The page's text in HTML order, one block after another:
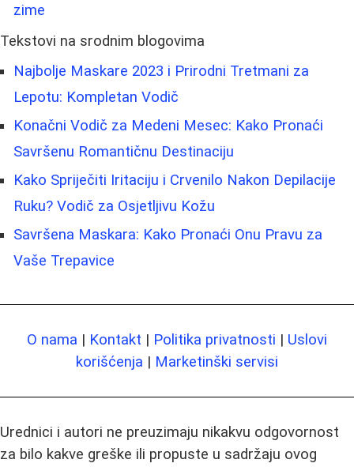
zime
Tekstovi na srodnim blogovima
Najbolje Maskare 2023 i Prirodni Tretmani za
Lepotu: Kompletan Vodič
Konačni Vodič za Medeni Mesec: Kako Pronaći
Savršenu Romantičnu Destinaciju
Kako Spriječiti Iritaciju i Crvenilo Nakon Depilacije
Ruku? Vodič za Osjetljivu Kožu
Savršena Maskara: Kako Pronaći Onu Pravu za
Vaše Trepavice
O nama | Kontakt | Politika privatnosti | Uslovi
korišćenja | Marketinški servisi
Urednici i autori ne preuzimaju nikakvu odgovornost
za bilo kakve greške ili propuste u sadržaju ovog